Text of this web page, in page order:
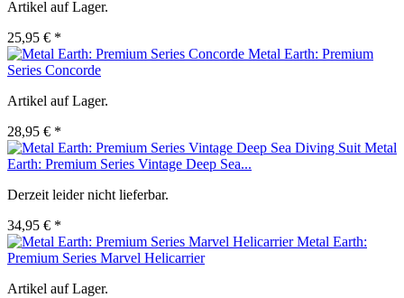
Artikel auf Lager.
25,95 € *
Metal Earth: Premium
Series Concorde
Artikel auf Lager.
28,95 € *
Metal
Earth: Premium Series Vintage Deep Sea...
Derzeit leider nicht lieferbar.
34,95 € *
Metal Earth:
Premium Series Marvel Helicarrier
Artikel auf Lager.